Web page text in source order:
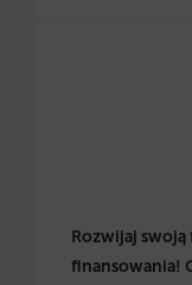
Rozwijaj
finansowania!